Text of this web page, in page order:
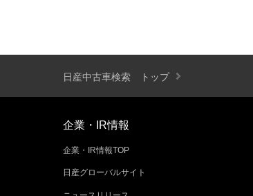
日産中古車検索 トップ
企業・IR情報
企業・IR情報TOP
日産グローバルサイト